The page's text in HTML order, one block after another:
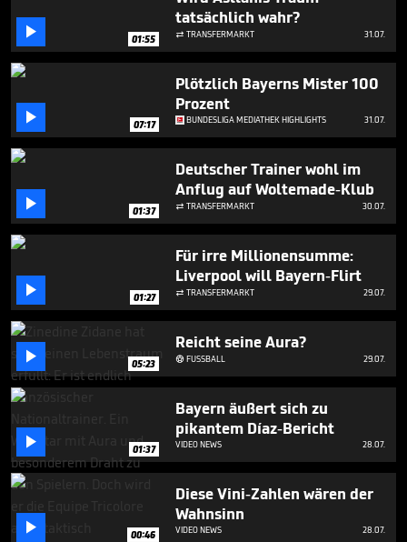
minutes,
seconds
 01:55
tatsächlich wahr?
 TRANSFERMARKT 31.07.
 07:17
Plötzlich Bayerns Mister 100
Prozent
BUNDESLIGA MEDIATHEK HIGHLIGHTS 31.07.
 01:37
Deutscher Trainer wohl im
Anflug auf Woltemade-Klub
 TRANSFERMARKT 30.07.
 01:27
Für irre Millionensumme:
Liverpool will Bayern-Flirt
 TRANSFERMARKT 29.07.
 05:23
Reicht seine Aura?
FUSSBALL 29.07.
 01:37
Bayern äußert sich zu
pikantem Díaz-Bericht
VIDEO NEWS 28.07.
 00:46
Diese Vini-Zahlen wären der
Wahnsinn
VIDEO NEWS 28.07.